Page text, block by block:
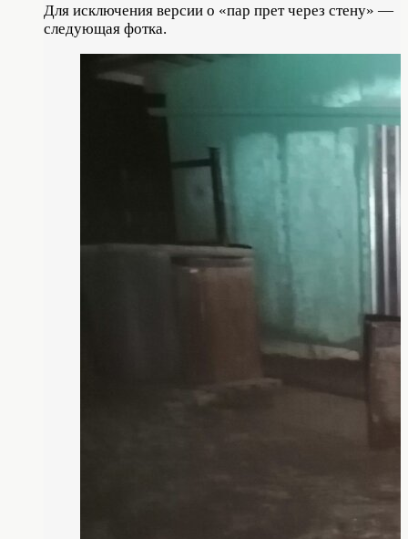
Для исключения версии о «пар прет через стену» —
следующая фотка.